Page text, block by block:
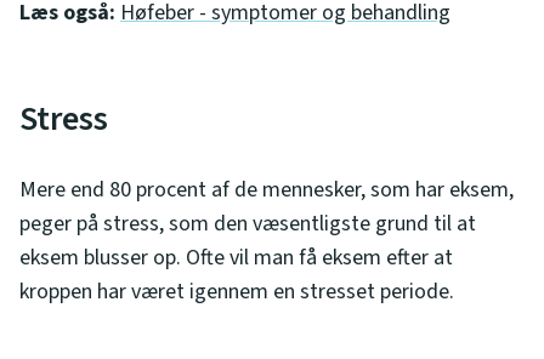
Læs også: Høfeber - symptomer og behandling
Stress
Mere end 80 procent af de mennesker, som har eksem,
peger på stress, som den væsentligste grund til at
eksem blusser op. Ofte vil man få eksem efter at
kroppen har været igennem en stresset periode.